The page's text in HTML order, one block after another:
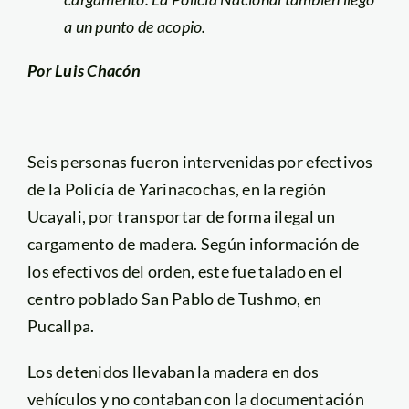
a un punto de acopio.
Por Luis Chacón
Seis personas fueron intervenidas por efectivos
de la Policía de Yarinacochas, en la región
Ucayali, por transportar de forma ilegal un
cargamento de madera. Según información de
los efectivos del orden, este fue talado en el
centro poblado San Pablo de Tushmo, en
Pucallpa.
Los detenidos llevaban la madera en dos
vehículos y no contaban con la documentación